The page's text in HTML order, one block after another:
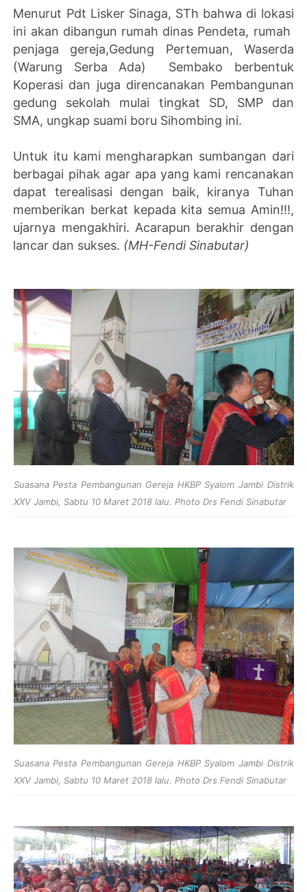
Menurut Pdt Lisker Sinaga, STh bahwa di lokasi
ini akan dibangun rumah dinas Pendeta, rumah
penjaga gereja,Gedung Pertemuan, Waserda
(Warung Serba Ada) Sembako berbentuk
Koperasi dan juga direncanakan Pembangunan
gedung sekolah mulai tingkat SD, SMP dan
SMA, ungkap suami boru Sihombing ini.
Untuk itu kami mengharapkan sumbangan dari
berbagai pihak agar apa yang kami rencanakan
dapat terealisasi dengan baik, kiranya Tuhan
memberikan berkat kepada kita semua Amin!!!,
ujarnya mengakhiri. Acarapun berakhir dengan
lancar dan sukses. (MH-Fendi Sinabutar)
Suasana Pesta Pembangunan Gereja HKBP Syalom Jambi Distrik
XXV Jambi, Sabtu 10 Maret 2018 lalu. Photo Drs Fendi Sinabutar
Suasana Pesta Pembangunan Gereja HKBP Syalom Jambi Distrik
XXV Jambi, Sabtu 10 Maret 2018 lalu. Photo Drs Fendi Sinabutar